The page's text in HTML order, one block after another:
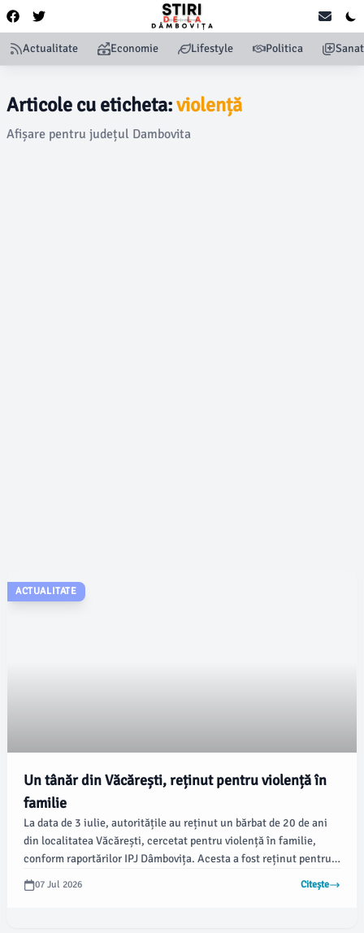
Actualitate Economie Lifestyle Politica
Articole cu eticheta:violență
Afișare pentru județul Dambovita
ACTUALITATE
Un tânăr din Văcărești, reținut pentru violență în
familie
La data de 3 iulie, autoritățile au reținut un bărbat de 20 de ani
din localitatea Văcărești, cercetat pentru violență în familie,
conform raportărilor IPJ Dâmbovița. Acesta a fost reținut pentru
24 de ore, în urma unui probatoriu realizat de polițiștii Secției 1
Poliție Rurală Târgoviște sub coordonarea unui procuror.
07 Jul 2026 Citește